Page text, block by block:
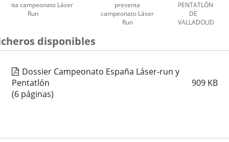
campeonato Láser
Run
presenta
campeonato Láser
Run
PENTATLÓN
DE
VALLADOLID
disponibles
Dossier Campeonato España Láser-run y
Pentatlón
909 KB
(6 páginas)